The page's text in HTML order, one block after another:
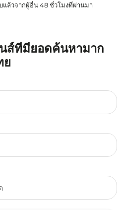
ล้วจากผู้อื่น 48 ชั่วโมงที่ผ่านมา
ส์ที่มียอดค้นหามาก
ย